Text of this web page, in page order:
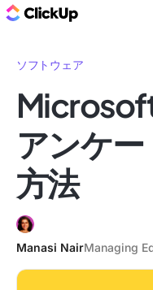
ソフトウェア
アンケ
方法
Manasi NairManaging